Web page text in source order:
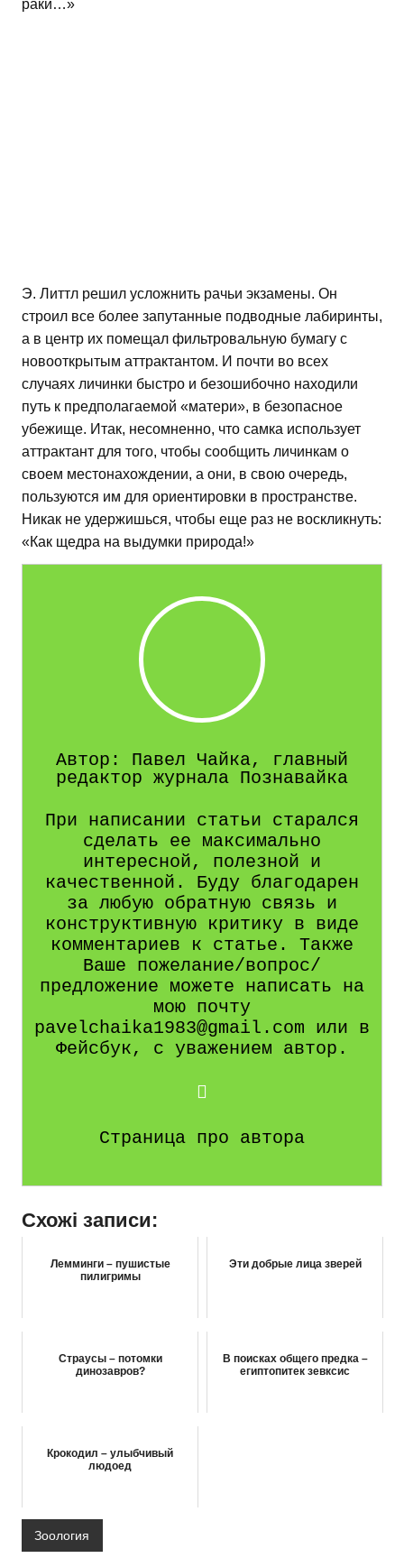
раки…»
Э. Литтл решил усложнить рачьи экзамены. Он
строил все более запутанные подводные лабиринты,
а в центр их помещал фильтровальную бумагу с
новооткрытым аттрактантом. И почти во всех
случаях личинки быстро и безошибочно находили
путь к предполагаемой «матери», в безопасное
убежище. Итак, несомненно, что самка использует
аттрактант для того, чтобы сообщить личинкам о
своем местонахождении, а они, в свою очередь,
пользуются им для ориентировки в пространстве.
Никак не удержишься, чтобы еще раз не воскликнуть:
«Как щедра на выдумки природа!»
Автор: Павел Чайка, главный
редактор журнала Познавайка
При написании статьи старался
сделать ее максимально
интересной, полезной и
качественной. Буду благодарен
за любую обратную связь и
конструктивную критику в виде
комментариев к статье. Также
Ваше пожелание/вопрос/
предложение можете написать на
мою почту
pavelchaika1983@gmail.com или в
Фейсбук, с уважением автор.
Страница про автора
Схожі записи:
Лемминги – пушистые
пилигримы
Эти добрые лица зверей
Страусы – потомки
динозавров?
В поисках общего предка –
египтопитек зевксис
Крокодил – улыбчивый
людоед
Зоология